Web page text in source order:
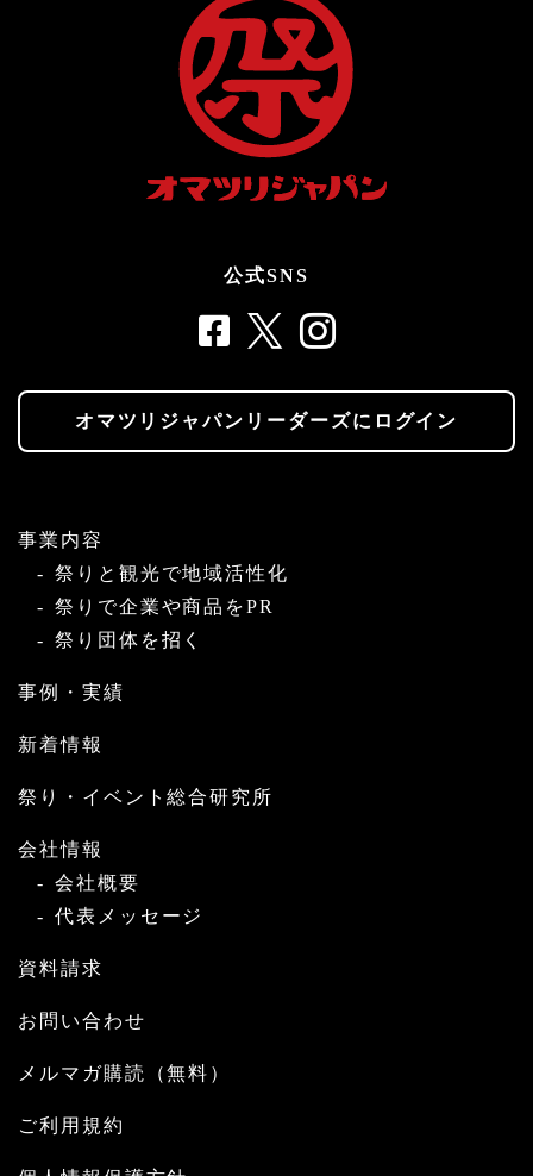
公式SNS
オマツリジャパンリーダーズにログイン
事業内容
祭りと観光で地域活性化
祭りで企業や商品をPR
祭り団体を招く
事例・実績
新着情報
祭り・イベント総合研究所
会社情報
会社概要
代表メッセージ
資料請求
お問い合わせ
メルマガ購読（無料）
ご利用規約